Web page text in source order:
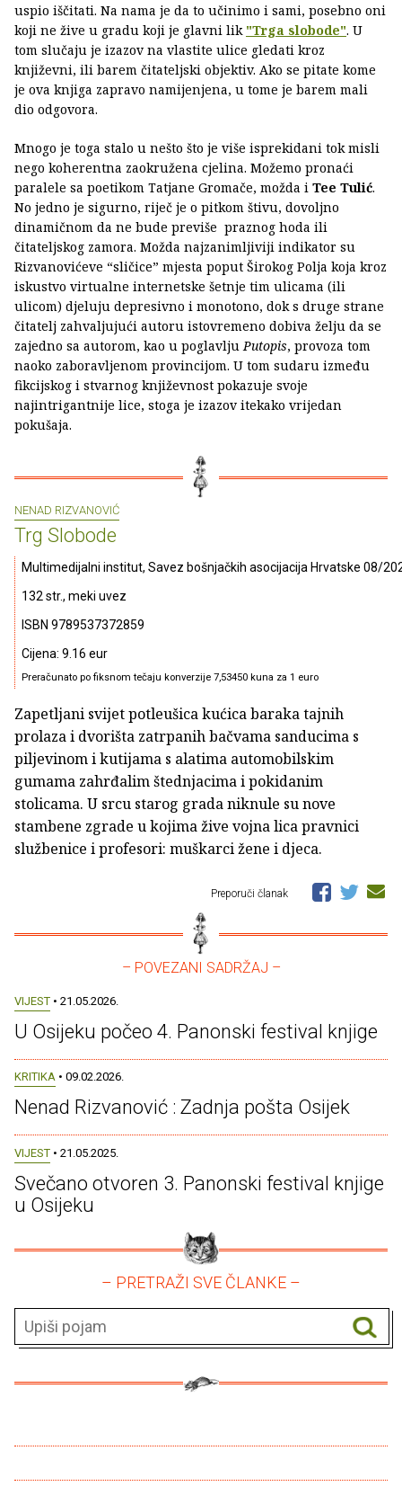
uspio iščitati. Na nama je da to učinimo i sami, posebno oni
koji ne žive u gradu koji je glavni lik "Trga slobode". U
tom slučaju je izazov na vlastite ulice gledati kroz
književni, ili barem čitateljski objektiv. Ako se pitate kome
je ova knjiga zapravo namijenjena, u tome je barem mali
dio odgovora.
Mnogo je toga stalo u nešto što je više isprekidani tok misli
nego koherentna zaokružena cjelina. Možemo pronaći
paralele sa poetikom Tatjane Gromače, možda i Tee Tulić.
No jedno je sigurno, riječ je o pitkom štivu, dovoljno
dinamičnom da ne bude previše praznog hoda ili
čitateljskog zamora. Možda najzanimljiviji indikator su
Rizvanovićeve “sličice” mjesta poput Širokog Polja koja kroz
iskustvo virtualne internetske šetnje tim ulicama (ili
ulicom) djeluju depresivno i monotono, dok s druge strane
čitatelj zahvaljujući autoru istovremeno dobiva želju da se
zajedno sa autorom, kao u poglavlju Putopis, provoza tom
naoko zaboravljenom provincijom. U tom sudaru između
fikcijskog i stvarnog književnost pokazuje svoje
najintrigantnije lice, stoga je izazov itekako vrijedan
pokušaja.
NENAD RIZVANOVIĆ
Trg Slobode
Multimedijalni institut, Savez bošnjačkih asocijacija Hrvatske 08/
132 str., meki uvez
ISBN 9789537372859
Cijena: 9.16 eur
Preračunato po fiksnom tečaju konverzije 7,53450 kuna za 1 euro
Zapetljani svijet potleušica kućica baraka tajnih
prolaza i dvorišta zatrpanih bačvama sanducima s
piljevinom i kutijama s alatima automobilskim
gumama zahrđalim štednjacima i pokidanim
stolicama. U srcu starog grada niknule su nove
stambene zgrade u kojima žive vojna lica pravnici
službenice i profesori: muškarci žene i djeca.
Preporuči članak
– POVEZANI SADRŽAJ –
VIJEST • 21.05.2026.
U Osijeku počeo 4. Panonski festival knjige
KRITIKA • 09.02.2026.
Nenad Rizvanović : Zadnja pošta Osijek
VIJEST • 21.05.2025.
Svečano otvoren 3. Panonski festival knjige
u Osijeku
– PRETRAŽI SVE ČLANKE –